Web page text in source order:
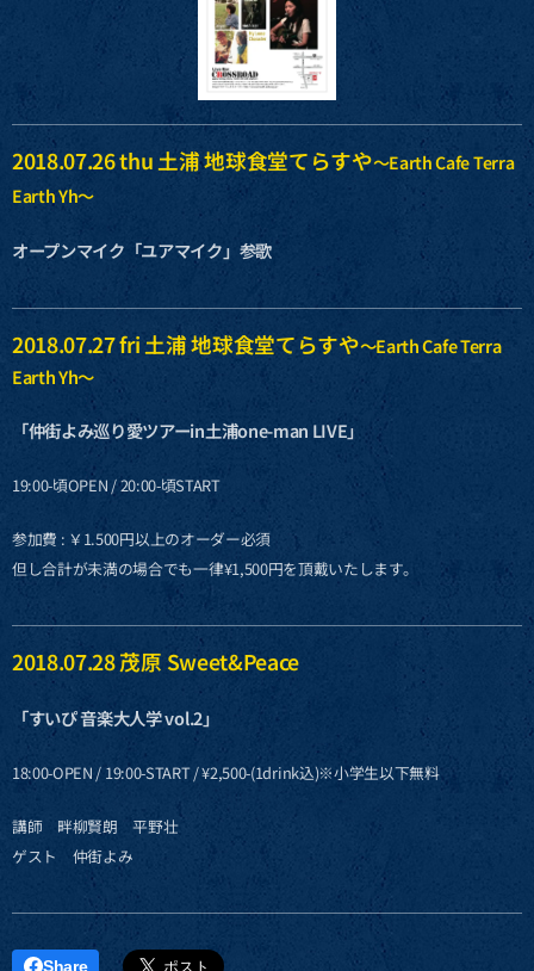
2018.07.26 thu 土浦 地球食堂てらすや〜Earth Cafe Terra
Earth Yh〜
オープンマイク「ユアマイク」参歌
2018.07.27 fri 土浦地球食堂てらすや〜Earth Cafe Terra
Earth Yh〜
「仲街よみ巡り愛ツアーin土浦one-man LIVE」
19:00-頃OPEN / 20:00-頃START
参加費 : ￥1.500円以上のオーダー必須
但し合計が未満の場合でも一律¥1,500円を頂戴いたします。
2018.07.28 茂原 Sweet&Peace
「すいぴ 音楽大人学 vol.2」
18:00-OPEN / 19:00-START / ¥2,500-(1drink込)※小学生以下無料
講師 畔柳賢朗 平野壮
ゲスト 仲街よみ
Share